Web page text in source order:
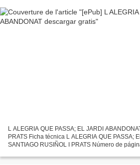
L ALEGRIA QUE PASSA; EL JARDI
PRATS Ficha técnica L ALEGRIA QUE PASSA;
SANTIAGO RUSIÑOL I PRATS Número de
EDUC@ULA...